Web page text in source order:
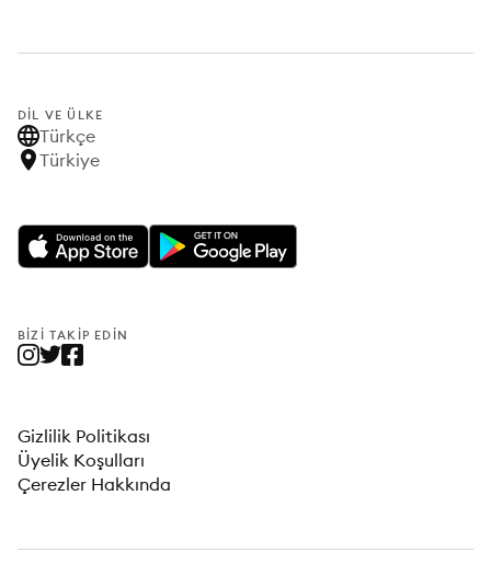
DIL VE ÜLKE
Türkçe
Türkiye
BIZI TAKIP EDIN
Gizlilik Politikası
Üyelik Koşulları
Çerezler Hakkında